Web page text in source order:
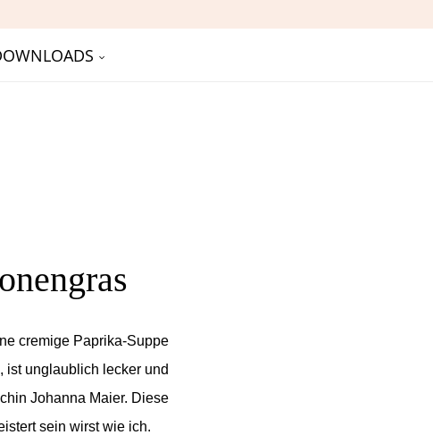
cremige Paprika-Suppe
ist unglaublich lecker und
Johanna Maier. Diese
sein wirst wie ich.